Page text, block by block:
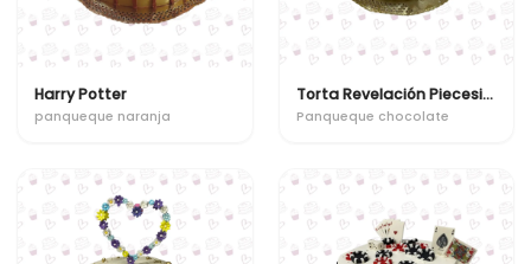
Harry Potter
panqueque naranja
Torta Revelación Piecesitos
Panqueque chocolate